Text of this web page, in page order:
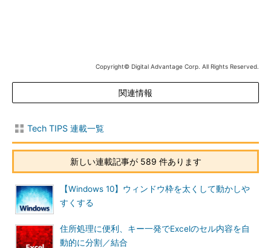
Copyright© Digital Advantage Corp. All Rights Reserved.
関連情報
Tech TIPS 連載一覧
新しい連載記事が 589 件あります
【Windows 10】ウィンドウ枠を太くして動かしや
すくする
住所処理に便利、キー一発でExcelのセル内容を自
動的に分割／結合